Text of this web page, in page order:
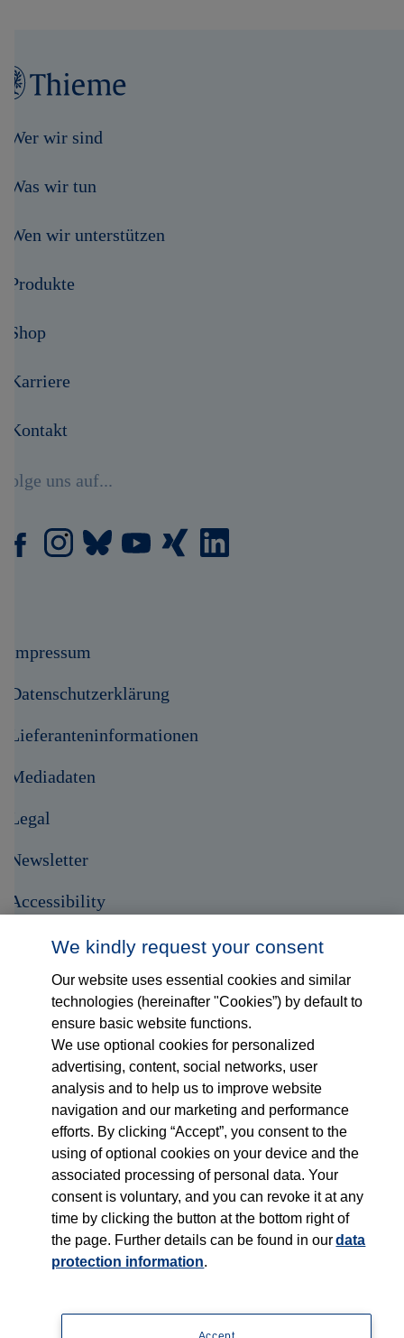
Wer wir sind
Was wir tun
Wen wir unterstützen
Produkte
Shop
Karriere
Kontakt
Folge uns auf...
Impressum
Datenschutzerklärung
Lieferanteninformationen
Mediadaten
Legal
Newsletter
Accessibility
© Copyright 2026, Thieme Group
We kindly request your consent
Our website uses essential cookies and similar
technologies (hereinafter "Cookies”) by default to
ensure basic website functions.
We use optional cookies for personalized
advertising, content, social networks, user
analysis and to help us to improve website
navigation and our marketing and performance
efforts. By clicking “Accept”, you consent to the
using of optional cookies on your device and the
associated processing of personal data. Your
consent is voluntary, and you can revoke it at any
time by clicking the button at the bottom right of
the page. Further details can be found in ourdata
protection information.